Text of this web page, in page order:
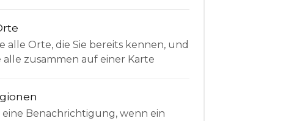
alle Orte, die Sie bereits kennen, und
alle zusammen auf einer Karte
eine Benachrichtigung, wenn ein